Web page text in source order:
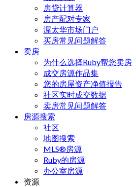
房贷计算器
房产配对专家
渥太华市场门户
买房常见问题解答
卖房
为什么选择Ruby帮您卖房
成交房源作品集
您的房屋资产净值报告
社区实时成交数据
卖房常见问题解答
房源搜索
社区
地图搜索
MLS®房源
Ruby的房源
办公室房源
资源